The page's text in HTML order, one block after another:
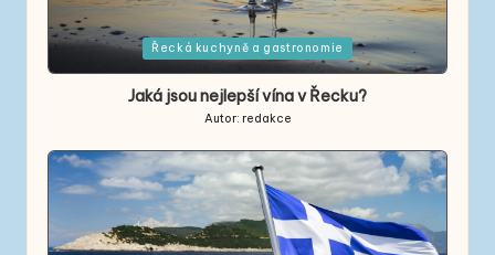
Posted
in
Řecká kuchyně a gastronomie
Jaká jsou nejlepší vína v Řecku?
Posted
by
Autor: redakce